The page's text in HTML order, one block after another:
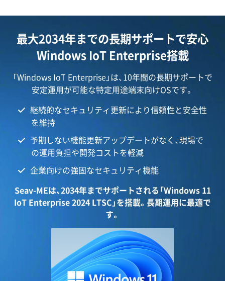
最大2034年までの長期サポートで安心
Windows IoT Enterprise搭載
「Windows IoT Enterprise」は、10年間の長期サポートで
安定運用が可能な特定用途端末向けOSです。
継続的なセキュリティ更新により信頼性と安全性
を維持
予期しない機能更新アップデートがなく、現場で
の運用負担や開発コストを軽減
企業向けの強固なセキュリティ機能
Seav-MEは、2034年までサポートされる「Windows 11
IoT Enterprise 2024 LTSC」を搭載。長期運用に最適で
す。